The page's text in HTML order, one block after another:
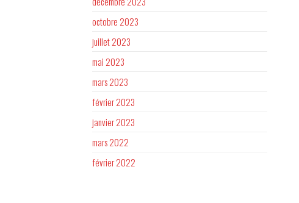
octobre 2023
juillet 2023
mai 2023
mars 2023
février 2023
janvier 2023
mars 2022
février 2022